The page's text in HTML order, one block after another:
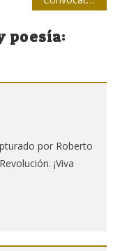
poesía:
por Roberto
¡Viva